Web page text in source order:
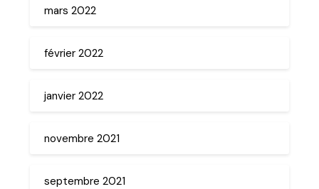
mars 2022
février 2022
janvier 2022
novembre 2021
septembre 2021